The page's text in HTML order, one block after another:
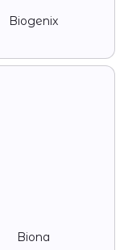
Biogenix
Biona